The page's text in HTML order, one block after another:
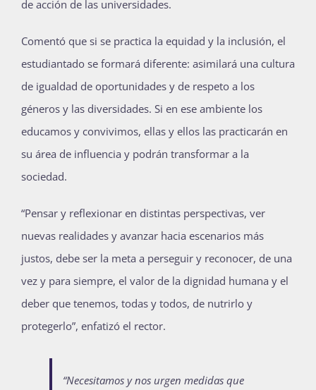
de acción de las universidades.
Comentó que si se practica la equidad y la inclusión, el
estudiantado se formará diferente: asimilará una cultura
de igualdad de oportunidades y de respeto a los
géneros y las diversidades. Si en ese ambiente los
educamos y convivimos, ellas y ellos las practicarán en
su área de influencia y podrán transformar a la
sociedad.
“Pensar y reflexionar en distintas perspectivas, ver
nuevas realidades y avanzar hacia escenarios más
justos, debe ser la meta a perseguir y reconocer, de una
vez y para siempre, el valor de la dignidad humana y el
deber que tenemos, todas y todos, de nutrirlo y
protegerlo”, enfatizó el rector.
“Necesitamos y nos urgen medidas que